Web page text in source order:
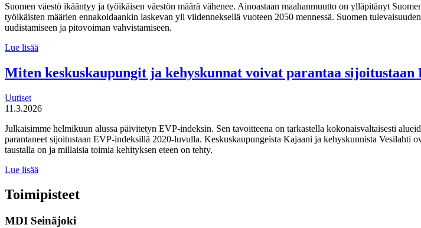
Suomen väestö ikääntyy ja työikäisen väestön määrä vähenee. Ainoastaan maahanmuutto on ylläpitänyt
työikäisten määrien ennakoidaankin laskevan yli viidenneksellä vuoteen 2050 mennessä. Suomen
uudistamiseen ja pitovoiman vahvistamiseen.
Lue lisää
tekijät haluaa
uudistaa
Miten keskuskaupungit ja kehyskunnat voivat parantaa sijoitustaan
Uutiset
11.3.2026
Julkaisimme helmikuun alussa päivitetyn EVP-indeksin. Sen tavoitteena on tarkastella kokonaisvaltaisesti
parantaneet sijoitustaan EVP-indeksillä 2020-luvulla. Keskuskaupungeista Kajaani ja kehyskunnista Vesilahti
taustalla on ja millaisia toimia kehityksen eteen on tehty.
Lue lisää
ja
kehyskunnat
parantaa
Toimipisteet
MDI Seinäjoki